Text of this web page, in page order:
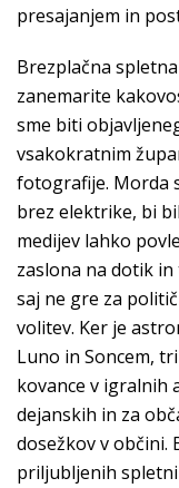
presajanjem in
Brezplačna
zanemarite
sme biti
vsakokratnim
fotografije. Morda
brez elektrike, bi
medijev lahko
zaslona na dotik
saj ne gre za
volitev. Ker je
Luno in Soncem,
kovance v igralnih
dejanskih in za
dosežkov v občini.
priljubljenih